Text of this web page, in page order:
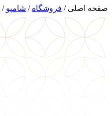
صفحه اصلی / فروشگاه / شامپو /